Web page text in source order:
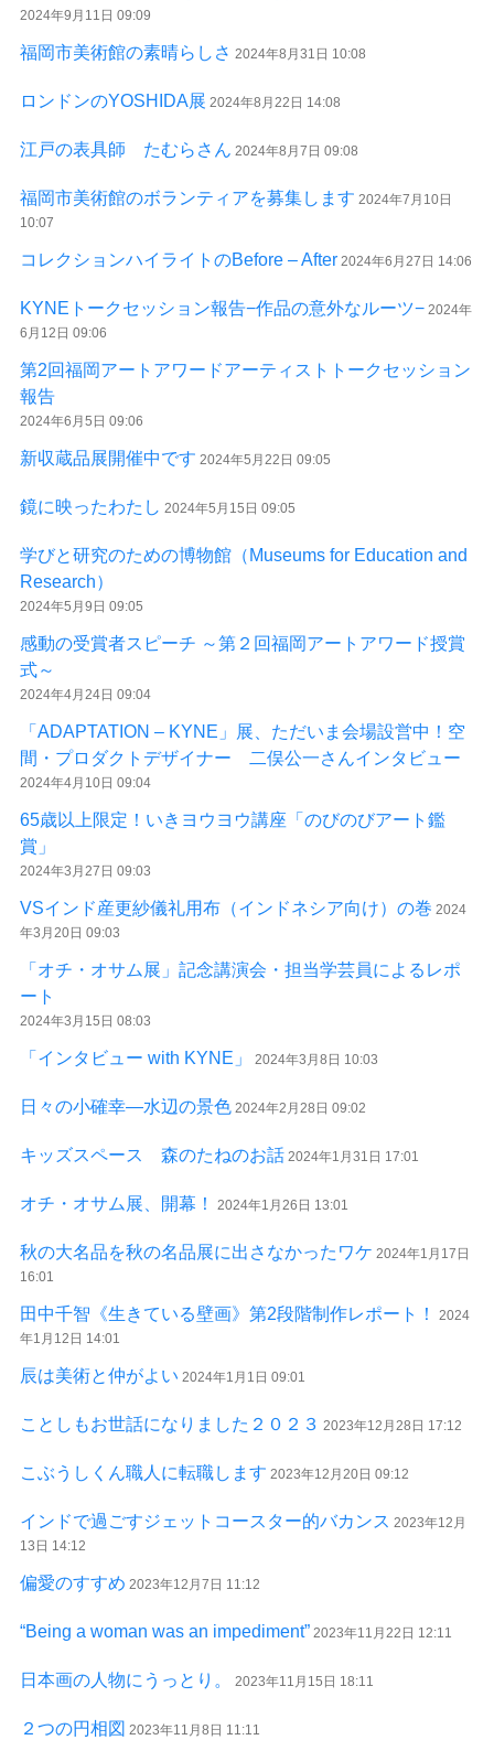
2024年9月11日 09:09
福岡市美術館の素晴らしさ 2024年8月31日 10:08
ロンドンのYOSHIDA展 2024年8月22日 14:08
江戸の表具師 たむらさん 2024年8月7日 09:08
福岡市美術館のボランティアを募集します 2024年7月10日
10:07
コレクションハイライトのBefore – After 2024年6月27日 14:06
KYNEトークセッション報告−作品の意外なルーツ− 2024年
6月12日 09:06
第2回福岡アートアワードアーティストトークセッション
報告
2024年6月5日 09:06
新収蔵品展開催中です 2024年5月22日 09:05
鏡に映ったわたし 2024年5月15日 09:05
学びと研究のための博物館（Museums for Education and
Research）
2024年5月9日 09:05
感動の受賞者スピーチ ～第２回福岡アートアワード授賞
式～
2024年4月24日 09:04
「ADAPTATION – KYNE」展、ただいま会場設営中！空
間・プロダクトデザイナー 二俣公一さんインタビュー
2024年4月10日 09:04
65歳以上限定！いきヨウヨウ講座「のびのびアート鑑
賞」
2024年3月27日 09:03
VSインド産更紗儀礼用布（インドネシア向け）の巻 2024
年3月20日 09:03
「オチ・オサム展」記念講演会・担当学芸員によるレポ
ート
2024年3月15日 08:03
「インタビュー with KYNE」 2024年3月8日 10:03
日々の小確幸―水辺の景色 2024年2月28日 09:02
キッズスペース 森のたねのお話 2024年1月31日 17:01
オチ・オサム展、開幕！ 2024年1月26日 13:01
秋の大名品を秋の名品展に出さなかったワケ 2024年1月17日
16:01
田中千智《生きている壁画》第2段階制作レポート！
2024
年1月12日 14:01
辰は美術と仲がよい 2024年1月1日 09:01
ことしもお世話になりました２０２３ 2023年12月28日 17:12
こぶうしくん職人に転職します 2023年12月20日 09:12
インドで過ごすジェットコースター的バカンス 2023年12月
13日 14:12
偏愛のすすめ 2023年12月7日 11:12
“Being a woman was an impediment” 2023年11月22日 12:11
日本画の人物にうっとり。 2023年11月15日 18:11
２つの円相図 2023年11月8日 11:11